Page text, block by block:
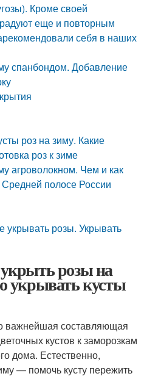
Кроме своей
еще и повторным
себя в наших
спанбондом. Добавление
роз на зиму. Какие
роз к зиме
агроволокном. Чем и как
полосе России
укрывать розы. Укрывать
розы на
укрывать кусты
важнейшая составляющая
кустов к заморозкам
дома. Естественно,
— помочь кусту пережить